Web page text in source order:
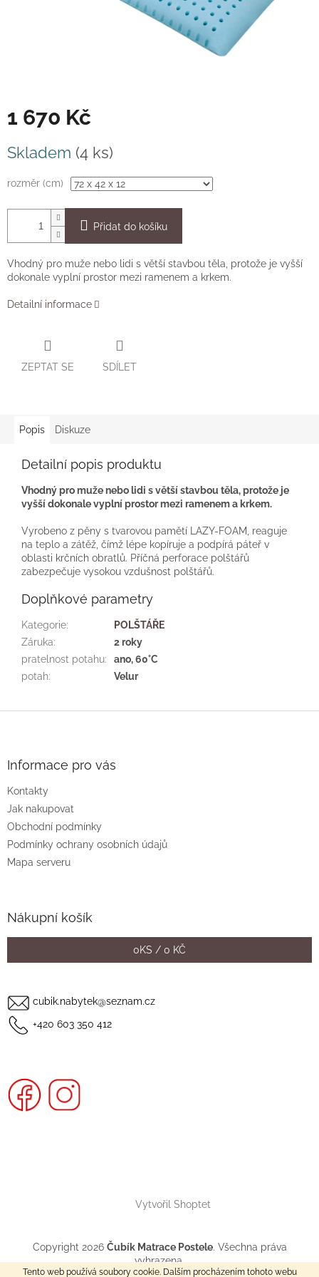
Tento web používá soubory cookie. Dalším procházením tohoto webu
1 670 Kč
cena:
Skladem (4 ks)
rozměr (cm)
Přidat do košíku
Vhodný pro muže nebo lidi s větší stavbou těla, protože je vyšší
dokonale vyplní prostor mezi ramenem a krkem.
Detailní informace
ZEPTAT SE SDÍLET
Popis Diskuze
Detailní popis produktu
Vhodný pro muže nebo lidi s větší stavbou těla, protože je
vyšší dokonale vyplní prostor mezi ramenem a krkem.
Vyrobeno z pěny s tvarovou pamětí LAZY-FOAM, reaguje
na teplo a zátěž, čímž lépe kopíruje a podpírá páteř v
oblasti krčních obratlů. Příčná perforace polštářů
zabezpečuje vysokou vzdušnost polštářů.
Doplňkové parametry
Kategorie:
POLŠTÁŘE
Záruka:
2 roky
pratelnost potahu:
ano, 60°C
potah: Velur
Informace pro vás
Kontakty
Jak nakupovat
Obchodní podmínky
Podmínky ochrany osobních údajů
Mapa serveru
Nákupní košík
0KS / 0 KČ
cubik.nabytek@seznam.cz
+420 603 350 412
Vytvořil Shoptet
Copyright 2026 Čubík Matrace Postele. Všechna práva
vyhrazena.